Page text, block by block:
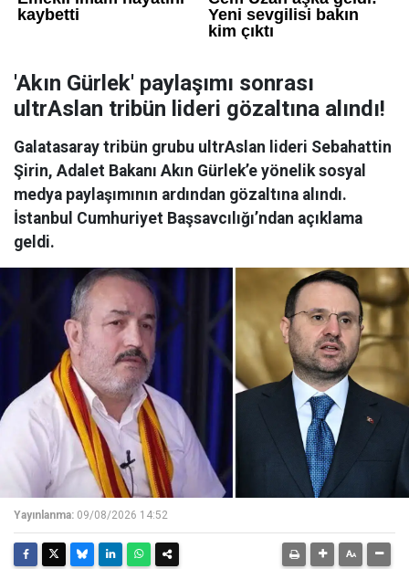
'Akın Gürlek' paylaşımı sonrası
ultrAslan tribün lideri gözaltına alındı!
Galatasaray tribün grubu ultrAslan lideri Sebahattin
Şirin, Adalet Bakanı Akın Gürlek’e yönelik sosyal
medya paylaşımının ardından gözaltına alındı.
İstanbul Cumhuriyet Başsavcılığı’ndan açıklama
geldi.
Yayınlanma: 09/08/2026 14:52